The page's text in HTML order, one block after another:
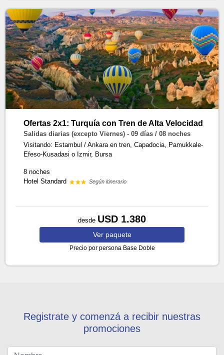
Ofertas 2x1: Turquía con Tren de Alta Velocidad
Salidas diarias (excepto Viernes) - 09 días / 08 noches
Visitando: Estambul / Ankara en tren, Capadocia, Pamukkale-
Efeso-Kusadasi o Izmir, Bursa
8 noches
Hotel Standard
Según itinerario
desde USD 1.380
Ver paquete
Precio por persona Base Doble
Registrate y comenzá a recibir nuestras
promociones